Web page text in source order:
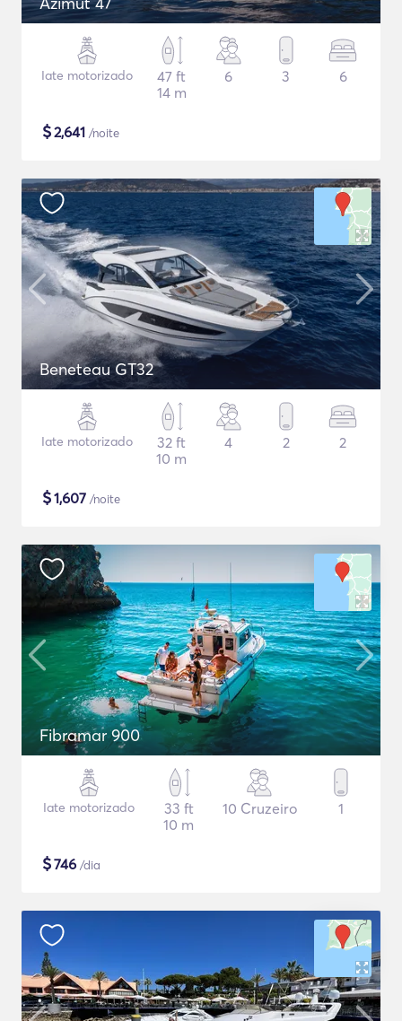
Iate motorizado
47 ft
14 m
6 3 6
$2,641 /noite
Beneteau GT32
Iate motorizado
32 ft
10 m
4 2 2
$1,607 /noite
Fibramar 900
Iate motorizado
33 ft
10 m
10 Cruzeiro 1
$746 /dia